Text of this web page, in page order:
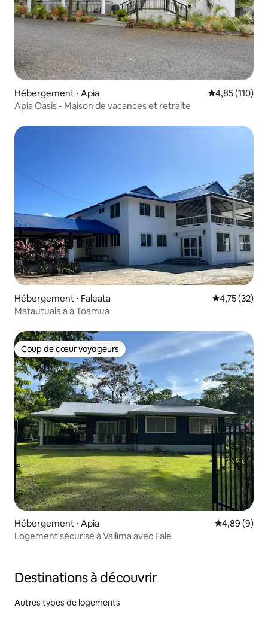
Hébergement ⋅ Apia Évaluation
4,85 (110)
Apia Oasis - Maison de vacances et retraite
Hébergement ⋅ Faleata Évaluation
4,75 (32)
Matautuala'a à Toamua
Coup de cœur voyageurs
Coup de cœur voyageurs
Hébergement ⋅ Apia Évaluation
4,89 (9)
Logement sécurisé à Vailima avec Fale
Destinations à découvrir
Autres types de logements